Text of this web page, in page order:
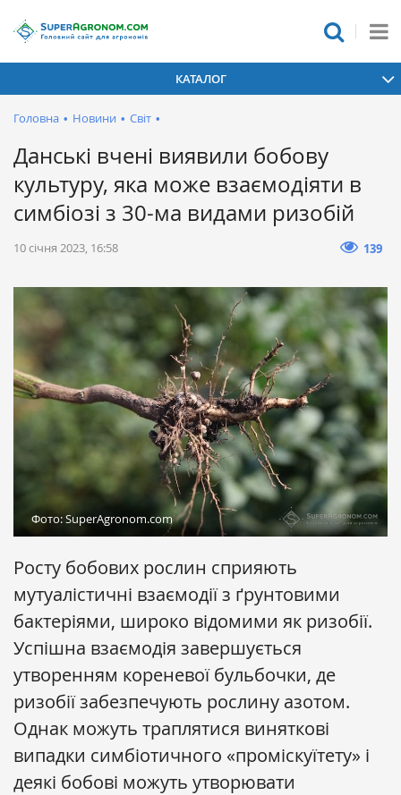
КАТАЛОГ
Головна • Новини • Світ •
Данські вчені виявили бобову
культуру, яка може взаємодіяти в
симбіозі з 30-ма видами ризобій
10 січня 2023, 16:58 139
Фото: SuperAgronom.com
Росту бобових рослин сприяють
мутуалістичні взаємодії з ґрунтовими
бактеріями, широко відомими як ризобії.
Успішна взаємодія завершується
утворенням кореневої бульбочки, де
ризобії забезпечують рослину азотом.
Однак можуть траплятися виняткові
випадки симбіотичного «проміскуїтету» і
деякі бобові можуть утворювати